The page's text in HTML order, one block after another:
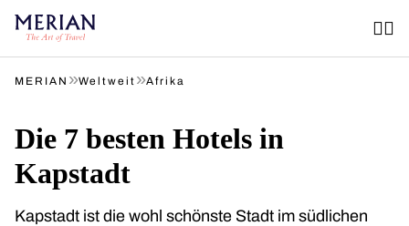
MERIAN »Weltweit »Afrika
Die 7 besten Hotels in
Kapstadt
Kapstadt ist die wohl schönste Stadt im südlichen